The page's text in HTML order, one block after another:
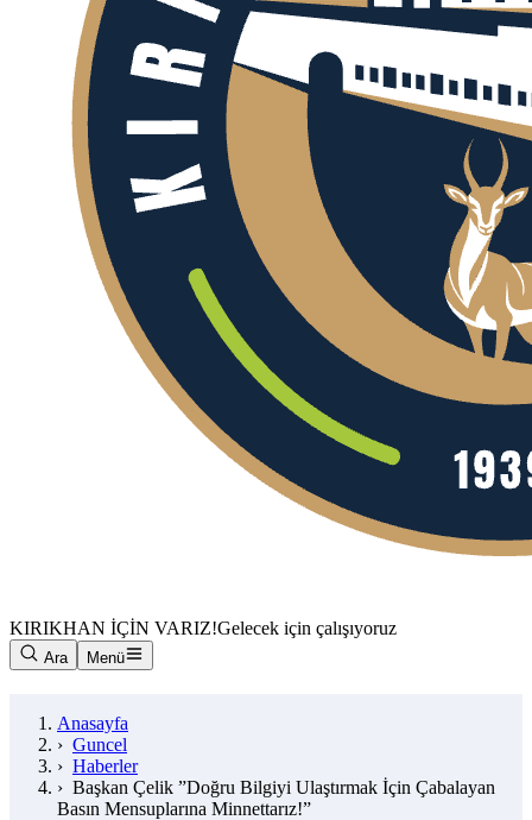
KIRIKHAN İÇİN VARIZ!Gelecek için çalışıyoruz
Ara Menü
Anasayfa
› Guncel
› Haberler
› Başkan Çelik ”Doğru Bilgiyi Ulaştırmak İçin Çabalayan
Basın Mensuplarına Minnettarız!”